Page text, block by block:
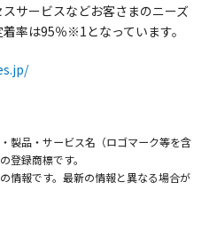
サービスなどお客さまのニーズ
率は95％※1となっています。
製品・サービス名（ロゴマーク等を含
登録商標です。
情報です。最新の情報と異なる場合が